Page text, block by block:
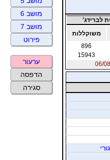
לברידג'
משוקללות
896
15943
מושב 6
מושב 7
פירוט
ערעור
הדפסה
סגירה